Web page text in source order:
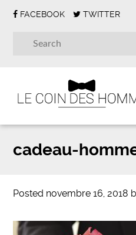
FACEBOOK TWITTER
cadeau-
Posted novembre 16, 2018